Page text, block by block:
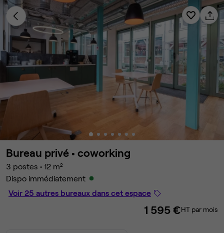
Bureau privé • coworking
3 postes • 12 m²
Dispo immédiatement
Voir 25 autres bureaux dans cet espace
1 595 €HT par mois